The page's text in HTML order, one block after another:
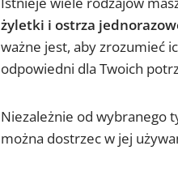
żyletki i ostrza
ważne jest, aby zrozumieć
odpowiedni dla Twoich
Niezależnie od wybranego
można dostrzec w jej